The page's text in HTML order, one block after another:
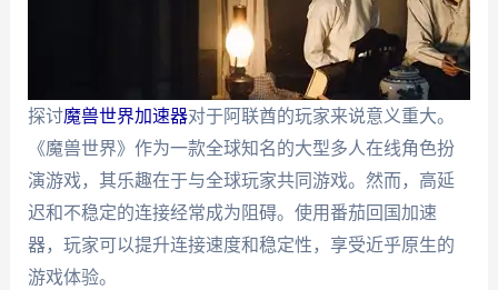
探讨魔兽世界加速器对于阿联酋的玩家来说意义重大。
《魔兽世界》作为一款全球知名的大型多人在线角色扮
演游戏，其乐趣在于与全球玩家共同游戏。然而，高延
迟和不稳定的连接经常成为阻碍。使用番茄回国加速
器，玩家可以提升连接速度和稳定性，享受近乎原生的
游戏体验。